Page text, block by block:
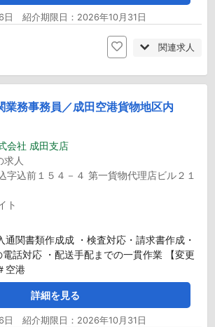
日 紹介期限日：2026年10月31日
関連求人
業務事務員／成田空港貨物地区内
会社 成田支店
求人
字込前１５４－４ 第一貨物代理店ビル２１
ト
通関書類作成成 ・検査対応・請求書作成・
話対応 ・配送手配までの一貫作業 【変更
空港
詳細を見る
日 紹介期限日：2026年10月31日